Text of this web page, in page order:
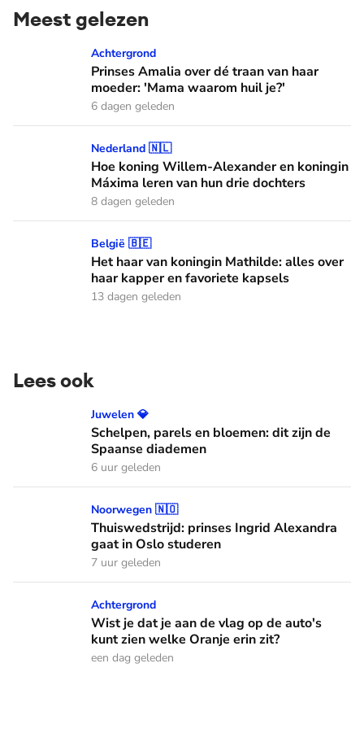
Meest gelezen
Prinses Amalia over dé traan van haar moeder: 'Mama
Achtergrond
Prinses Amalia over dé traan van haar
moeder: 'Mama waarom huil je?'
6 dagen geleden
Hoe koning Willem-Alexander en koningin Máxima leren
Nederland 🇳🇱
Hoe koning Willem-Alexander en koningin
Máxima leren van hun drie dochters
8 dagen geleden
Het haar van koningin Mathilde: alles over haar kapper en
België 🇧🇪
Het haar van koningin Mathilde: alles over
haar kapper en favoriete kapsels
13 dagen geleden
Lees ook
Schelpen, parels en bloemen: dit zijn de Spaanse diademen
Juwelen 💎
Schelpen, parels en bloemen: dit zijn de
Spaanse diademen
6 uur geleden
Thuiswedstrijd: prinses Ingrid Alexandra gaat in Oslo
Noorwegen 🇳🇴
Thuiswedstrijd: prinses Ingrid Alexandra
gaat in Oslo studeren
7 uur geleden
Wist je dat je aan de vlag op de auto's kunt zien welke
Achtergrond
Wist je dat je aan de vlag op de auto's
kunt zien welke Oranje erin zit?
een dag geleden